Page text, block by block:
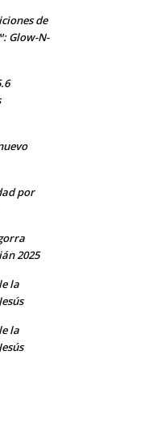
de
Glow-N-
por
2025
la
la